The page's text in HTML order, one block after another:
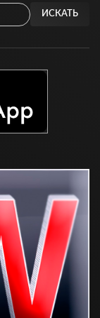
ИСКАТЬ